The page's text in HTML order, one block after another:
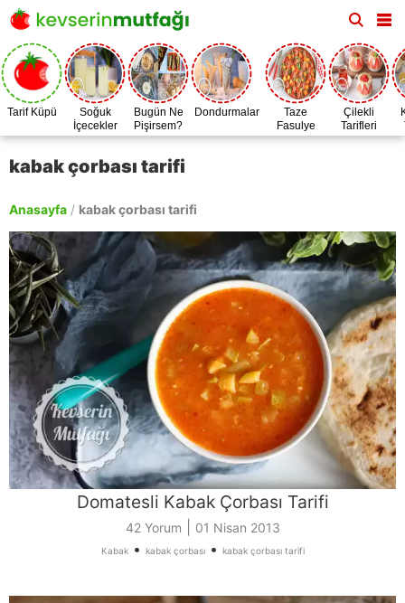
Tarif Küpü
Soğuk
İçecekler
Bugün Ne
Pişirsem?
Dondurmalar
Taze
Fasulye
Zamanı
Çilekli
Tarifleri
kabak çorbası tarifi
Anasayfa / kabak çorbası tarifi
Domatesli Kabak Çorbası Tarifi
42 Yorum 01 Nisan 2013
Kabak• kabak çorbası• kabak çorbası tarifi